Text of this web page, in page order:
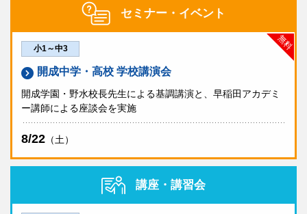
セミナー・イベント
無料
小1～中3
開成中学・高校 学校講演会
開成学園・野水校長先生による基調講演と、早稲田アカデミ
ー講師による座談会を実施
8/22 （土）
講座・講習会